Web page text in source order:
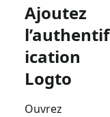
Ajoutez
l’authentif
ication
Logto
Ouvrez